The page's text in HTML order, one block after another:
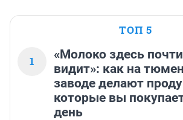
ТОП 5
1
«Молоко здесь
видит»: как на
заводе делают
которые вы
день